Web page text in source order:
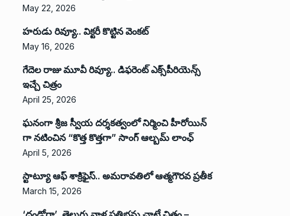
May 22, 2026
హరుడు రివ్యూ.. విక్టరీ కొట్టిన వెంకట్
May 16, 2026
గేదెల రాజు మూవీ రివ్యూ.. డిఫరెంట్ ఎక్స్‌పీరియెన్స్
ఇచ్చే చిత్రం
April 25, 2026
ఘనంగా శ్రీజ స్వీయ దర్శకత్వంలో నిర్మించి హీరోయిన్
గా నటించిన “కొత్త కొత్తగా” సాంగ్ ఆల్బమ్ లాంఛ్
April 5, 2026
స్టాట్యూ ఆఫ్ శాక్రిఫైస్.. అమరావతిలో ఆత్మగౌరవ ప్రతీక
March 15, 2026